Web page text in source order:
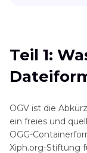
Teil 2: Top 4
kostenlos zu
breite
FAQs zur
Teil 1:
OGV ist die
ein freies und
OGG-
Xiph.org-Stiftung